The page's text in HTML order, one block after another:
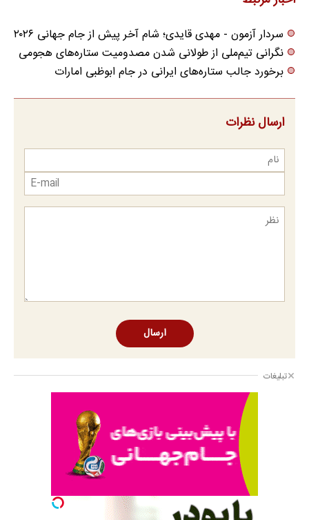
سردار آزمون - مهدی قایدی؛ شام آخر پیش از جام جهانی ۲۰۲۶
نگرانی تیم‌ملی از طولانی شدن مصدومیت ستاره‌های هجومی
برخورد جالب ستاره‌های ایرانی در جام ابوظبی امارات
ارسال نظرات
ارسال
تبلیغات